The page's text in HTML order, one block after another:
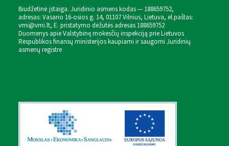
Biudžetinė įstaiga. Juridinio asmens kodas — 188659752,
adresas: Vasario 16-osios g. 14, 01107 Vilnius, Lietuva, el.paštas:
vmi@vmi.lt, E. pristatymo dėžutės adresas 188659752
Duomenys apie Valstybinę mokesčių inspekciją prie Lietuvos
Respublikos finansų ministerijos kaupiami ir saugomi Juridinių
asmenų registre